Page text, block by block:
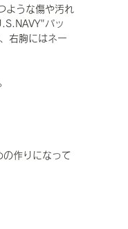
ような傷や汚れ
パッ
右胸にはネー
の作りになって